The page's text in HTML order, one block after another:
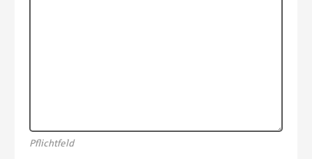
Pflichtfeld